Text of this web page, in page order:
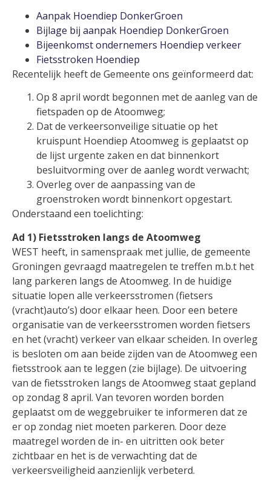
Aanpak Hoendiep DonkerGroen
Bijlage bij aanpak Hoendiep DonkerGroen
Bijeenkomst ondernemers Hoendiep verkeer
Fietsstroken Hoendiep
Recentelijk heeft de Gemeente ons geïnformeerd dat:
Op 8 april wordt begonnen met de aanleg van de
fietspaden op de Atoomweg;
Dat de verkeersonveilige situatie op het
kruispunt Hoendiep Atoomweg is geplaatst op
de lijst urgente zaken en dat binnenkort
besluitvorming over de aanleg wordt verwacht;
Overleg over de aanpassing van de
groenstroken wordt binnenkort opgestart.
Onderstaand een toelichting:
Ad 1) Fietsstroken langs de Atoomweg
WEST heeft, in samenspraak met jullie, de gemeente
Groningen gevraagd maatregelen te treffen m.b.t het
lang parkeren langs de Atoomweg. In de huidige
situatie lopen alle verkeersstromen (fietsers
(vracht)auto’s) door elkaar heen. Door een betere
organisatie van de verkeersstromen worden fietsers
en het (vracht) verkeer van elkaar scheiden. In overleg
is besloten om aan beide zijden van de Atoomweg een
fietsstrook aan te leggen (zie bijlage). De uitvoering
van de fietsstroken langs de Atoomweg staat gepland
op zondag 8 april. Van tevoren worden borden
geplaatst om de weggebruiker te informeren dat ze
er op zondag niet moeten parkeren. Door deze
maatregel worden de in- en uitritten ook beter
zichtbaar en het is de verwachting dat de
verkeersveiligheid aanzienlijk verbeterd.